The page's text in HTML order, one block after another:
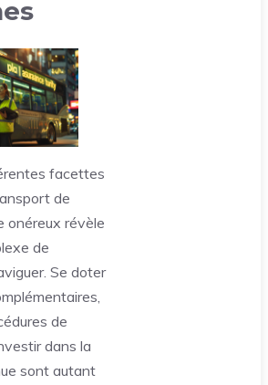
facettes
de
onéreux révèle
de
Se doter
de
dans la
sont autant